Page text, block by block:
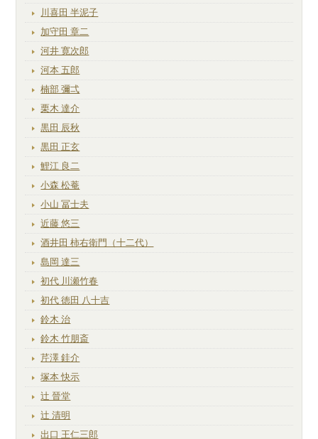
川喜田 半泥子
加守田 章二
河井 寛次郎
河本 五郎
楠部 彌弌
栗木 達介
黒田 辰秋
黒田 正玄
鯉江 良二
小森 松菴
小山 冨士夫
近藤 悠三
酒井田 柿右衛門（十二代）
島岡 達三
初代 川瀬竹春
初代 徳田 八十吉
鈴木 治
鈴木 竹朋斎
芹澤 銈介
塚本 快示
辻 晉堂
辻 清明
出口 王仁三郎